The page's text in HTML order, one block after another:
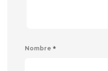
Nombre *